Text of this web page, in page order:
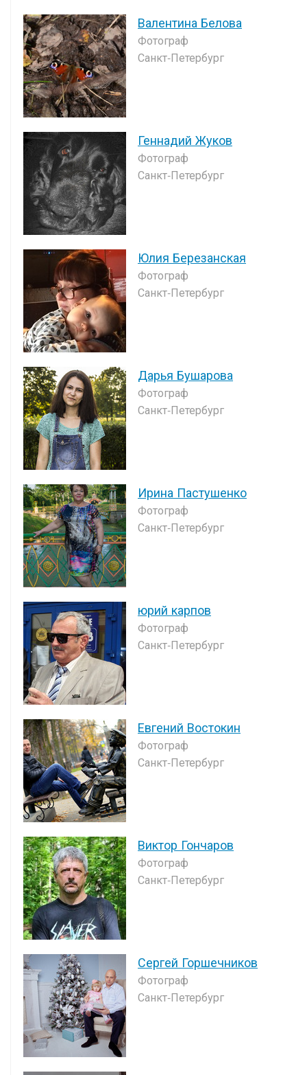
Валентина Белова
Фотограф
Санкт-Петербург
Геннадий Жуков
Фотограф
Санкт-Петербург
Юлия Березанская
Фотограф
Санкт-Петербург
Дарья Бушарова
Фотограф
Санкт-Петербург
Ирина Пастушенко
Фотограф
Санкт-Петербург
юрий карпов
Фотограф
Санкт-Петербург
Евгений Востокин
Фотограф
Санкт-Петербург
Виктор Гончаров
Фотограф
Санкт-Петербург
Сергей Горшечников
Фотограф
Санкт-Петербург